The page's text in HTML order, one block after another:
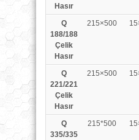
Hasır
Q
188/188
Çelik
Hasır
215×500
Q
221/221
Çelik
Hasır
215×500
Q
335/335
215*500